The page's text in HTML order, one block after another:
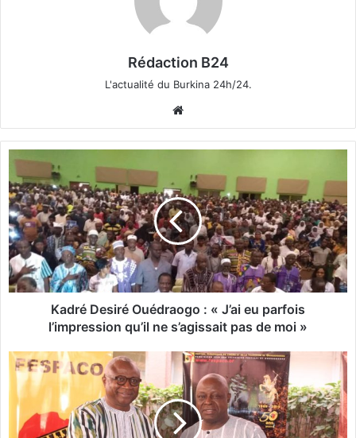
Rédaction B24
L'actualité du Burkina 24h/24.
bsi
te
d
r
é
D
e
s
i
u
d
Kadré Desiré Ouédraogo : « J’ai eu parfois
l’impression qu’il ne s’agissait pas de moi »
F
S